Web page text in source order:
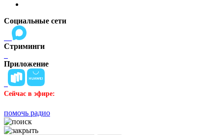
Социальные сети
Стриминги
Приложение
Сейчас в эфире:
помочь радио